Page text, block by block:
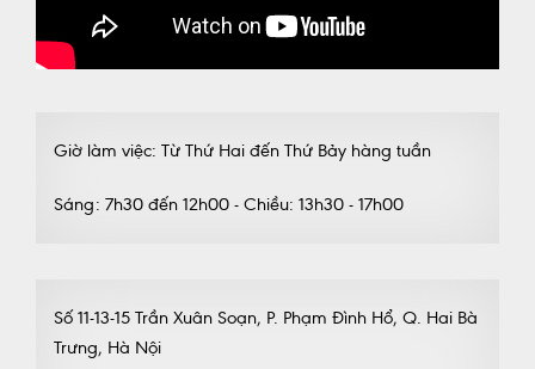
Giờ làm việc: Từ Thứ Hai đến Thứ Bảy hàng tuần
Sáng: 7h30 đến 12h00 - Chiều: 13h30 - 17h00
Số 11-13-15 Trần Xuân Soạn, P. Phạm Đình Hổ, Q. Hai Bà
Trưng, Hà Nội